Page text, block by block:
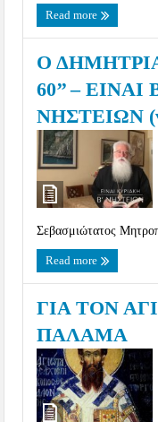
Read more
Ο
60’’ –
ΝΗΣΤΕΙΩΝ
Σεβασμιώτατος
Read more
ΓΙΑ ΤΟΝ
ΠΑΛΑΜΑ